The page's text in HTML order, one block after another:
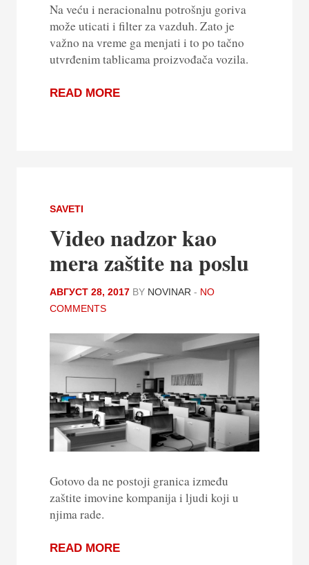
Na veću i neracionalnu potrošnju goriva
može uticati i filter za vazduh. Zato je
važno na vreme ga menjati i to po tačno
utvrđenim tablicama proizvođača vozila.
READ MORE
SAVETI
Video nadzor kao
mera zaštite na poslu
АВГУСТ 28, 2017 BY NOVINAR - NO
COMMENTS
Gotovo da ne postoji granica između
zaštite imovine kompanija i ljudi koji u
njima rade.
READ MORE